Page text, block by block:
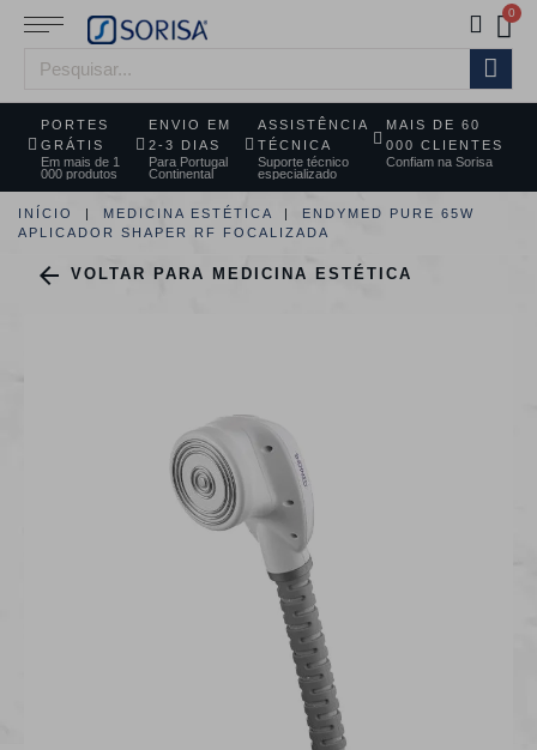
PORTES
GRÁTIS
Em mais de 1
000 produtos
ENVIO EM
2-3 DIAS
Para Portugal
Continental
ASSISTÊNCIA
TÉCNICA
Suporte técnico
especializado
MAIS DE 60
000 CLIENTES
Confiam na Sorisa
INÍCIO MEDICINA ESTÉTICA
ENDYMED PURE 65W
APLICADOR SHAPER RF FOCALIZADA
 VOLTAR PARA MEDICINA ESTÉTICA